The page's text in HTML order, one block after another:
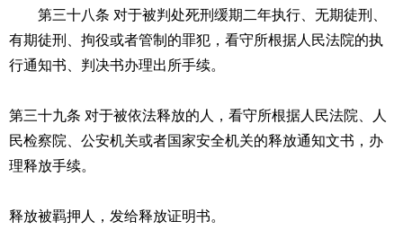
第三十八条 对于被判处死刑缓期二年执行、无期徒刑、
有期徒刑、拘役或者管制的罪犯，看守所根据人民法院的执
行通知书、判决书办理出所手续。
第三十九条 对于被依法释放的人，看守所根据人民法院、人
民检察院、公安机关或者国家安全机关的释放通知文书，办
理释放手续。
释放被羁押人，发给释放证明书。